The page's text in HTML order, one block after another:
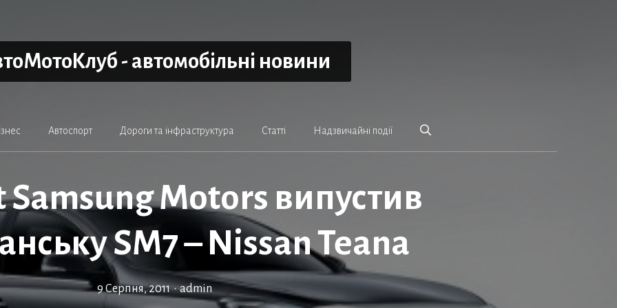
- автомобільні новини
Автоспорт Дороги та інфраструктура Статті Надзвичайні події
Samsung Motors випустив
SM7 – Nissan Teana
9 Серпня, 2011 • admin